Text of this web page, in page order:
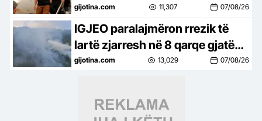
ketë strehë për ata që i
shmangen drejtësisë
gijotina.com 11,307 07/08/26
IGJEO paralajmëron rrezik të
lartë zjarresh në 8 qarqe gjatë
fundjavës
gijotina.com 13,029 07/08/26